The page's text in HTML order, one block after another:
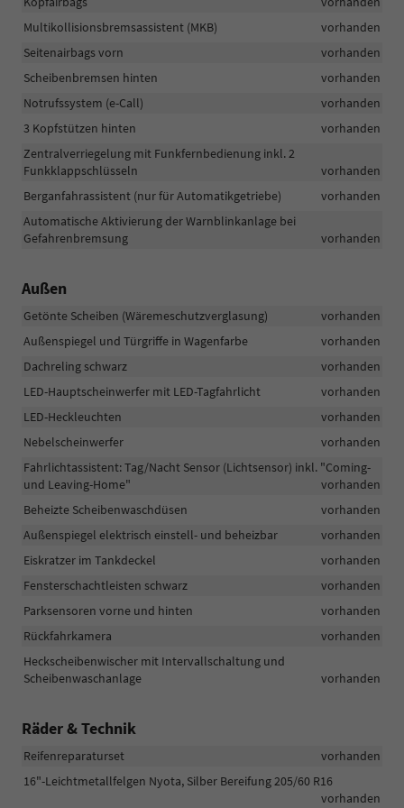
Multikollisionsbremsassistent (MKB)
vorhanden
Seitenairbags vorn
vorhanden
Scheibenbremsen hinten
vorhanden
Notrufssystem (e-Call)
vorhanden
3 Kopfstützen hinten
vorhanden
Zentralverriegelung mit Funkfernbedienung inkl. 2
Funkklappschlüsseln
vorhanden
Berganfahrassistent (nur für Automatikgetriebe)
vorhanden
Automatische Aktivierung der Warnblinkanlage bei
Gefahrenbremsung
vorhanden
Außen
Getönte Scheiben (Wäremeschutzverglasung)
vorhanden
Außenspiegel und Türgriffe in Wagenfarbe
vorhanden
Dachreling schwarz
vorhanden
LED-Hauptscheinwerfer mit LED-Tagfahrlicht
vorhanden
LED-Heckleuchten
vorhanden
Nebelscheinwerfer
vorhanden
Fahrlichtassistent: Tag/Nacht Sensor (Lichtsensor) inkl. "Coming-
und Leaving-Home"
vorhanden
Beheizte Scheibenwaschdüsen
vorhanden
Außenspiegel elektrisch einstell- und beheizbar
vorhanden
Eiskratzer im Tankdeckel
vorhanden
Fensterschachtleisten schwarz
vorhanden
Parksensoren vorne und hinten
vorhanden
Rückfahrkamera
vorhanden
Heckscheibenwischer mit Intervallschaltung und
Scheibenwaschanlage
vorhanden
Räder & Technik
Reifenreparaturset
vorhanden
16"-Leichtmetallfelgen Nyota, Silber Bereifung 205/60 R16
vorhanden